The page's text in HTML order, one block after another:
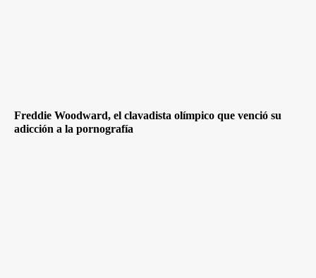
Freddie Woodward, el clavadista olímpico que venció su
adicción a la pornografía